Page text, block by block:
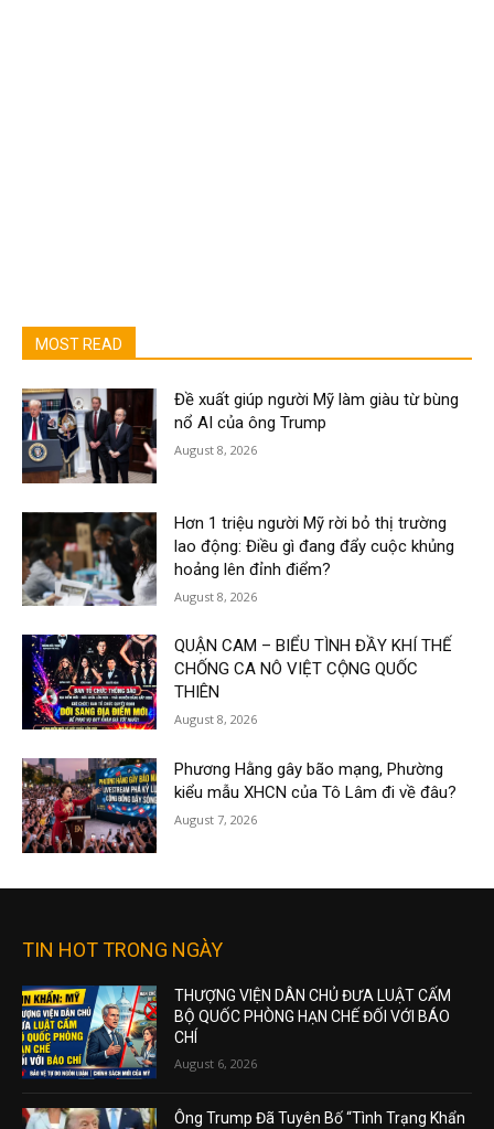
MOST READ
Đề xuất giúp người Mỹ làm giàu từ bùng
nổ AI của ông Trump
August 8, 2026
Hơn 1 triệu người Mỹ rời bỏ thị trường
lao động: Điều gì đang đẩy cuộc khủng
hoảng lên đỉnh điểm?
August 8, 2026
QUẬN CAM – BIỂU TÌNH ĐẦY KHÍ THẾ
CHỐNG CA NÔ VIỆT CỘNG QUỐC
THIÊN
August 8, 2026
Phương Hằng gây bão mạng, Phường
kiểu mẫu XHCN của Tô Lâm đi về đâu?
August 7, 2026
TIN HOT TRONG NGÀY
THƯỢNG VIỆN DÂN CHỦ ĐƯA LUẬT CẤM
BỘ QUỐC PHÒNG HẠN CHẾ ĐỐI VỚI BÁO
CHÍ
August 6, 2026
Ông Trump Đã Tuyên Bố “Tình Trạng Khẩn